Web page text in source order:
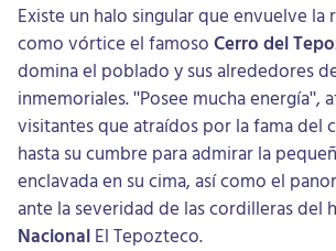
Existe un halo singular que envuelve
como vórtice el famoso Cerro del
domina el poblado y sus alrededores
inmemoriales. "Posee mucha energía",
visitantes que atraídos por la fama del
hasta su cumbre para admirar la
enclavada en su cima, así como el
ante la severidad de las cordilleras del
Nacional El Tepozteco.